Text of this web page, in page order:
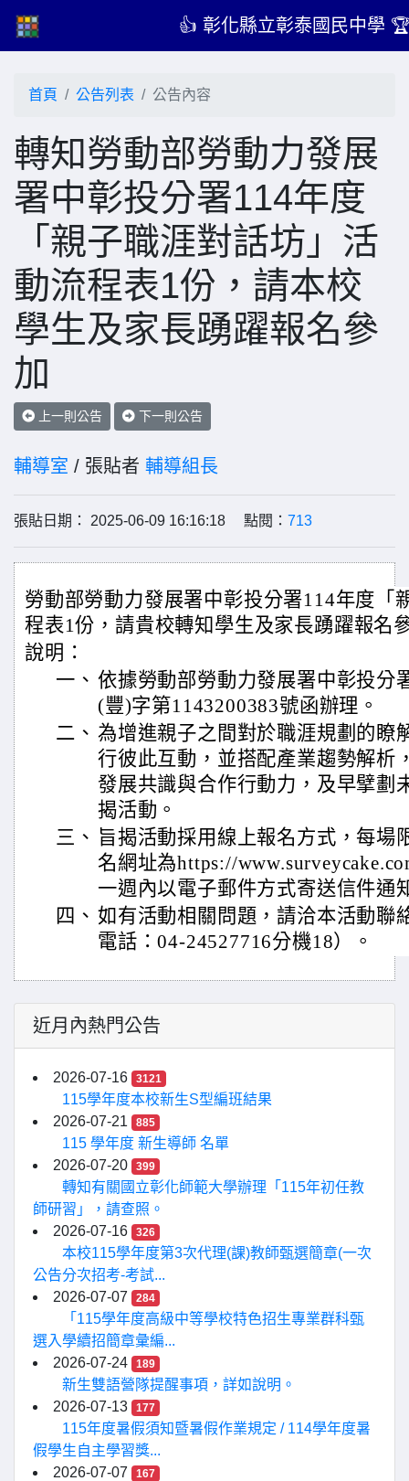
👍 彰化縣立彰泰國民中學
首頁 公告列表 公告內容
轉知勞動部勞動力發展
署中彰投分署114年度
「親子職涯對話坊」活
動流程表1份，請本校
學生及家長踴躍報名參
加
上一則公告 下一則公告
輔導室 / 張貼者 輔導組長
張貼日期： 2025-06-09 16:16:18 點閱： 713
勞動部勞動力發展署中彰投分署114年度「
程表1份，請貴校轉知學生及家長踴躍報名
說明：
一、 依據勞動部勞動力發展署中彰投分
(豐)字第1143200383號函辦理。
二、 為增進親子之間對於職涯規劃的瞭
行彼此互動，並搭配產業趨勢解析
發展共識與合作行動力，及早擘劃
揭活動。
三、 旨揭活動採用線上報名方式，每場
名網址為https://
一週內以電子郵件方式寄送信件通
四、 如有活動相關問題，請洽本活動聯
電話：04-24527716分機18）。
近月內熱門公告
2026-07-16 3121
115學年度本校新生S型編班結果
2026-07-21
885
115 學年度 新生導師 名單
2026-07-20
399
轉知有關國立彰化師範大學辦理「115年初任教
師研習」，請查照。
2026-07-16
326
本校115學年度第3次代理(課)教師甄選簡章(一次
公告分次招考-考試...
2026-07-07
284
「115學年度高級中等學校特色招生專業群科甄
選入學續招簡章彙編...
2026-07-24
189
新生雙語營隊提醒事項，詳如說明。
2026-07-13
177
115年度暑假須知暨暑假作業規定 / 114學年度暑
假學生自主學習獎...
2026-07-07
167